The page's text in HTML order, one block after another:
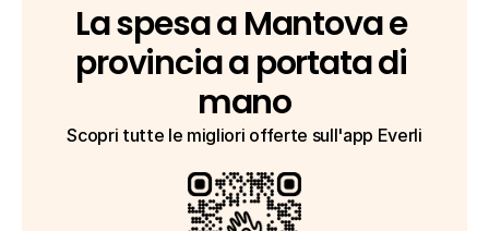
La spesa a Mantova e
provincia a portata di
mano
Scopri tutte le migliori offerte sull'app Everli